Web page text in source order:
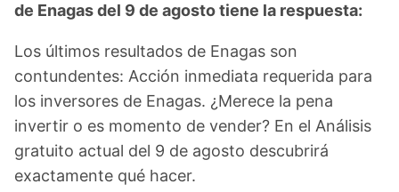
de Enagas del 9 de agosto tiene la respuesta:
Los últimos resultados de Enagas son
contundentes: Acción inmediata requerida para
los inversores de Enagas. ¿Merece la pena
invertir o es momento de vender? En el Análisis
gratuito actual del 9 de agosto descubrirá
exactamente qué hacer.